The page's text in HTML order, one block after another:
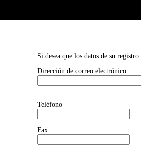
Si desea que los datos de su
Dirección de correo electrónico
Teléfono
Fax